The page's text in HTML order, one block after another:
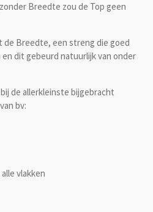
Breedte zou de Top geen
de Breedte, een streng die goed
dit gebeurd natuurlijk van onder
de allerkleinste bijgebracht
bv:
vlakken